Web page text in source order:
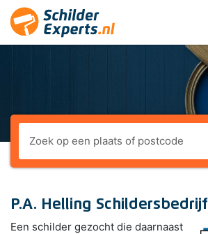
P.A. Helling Schildersbedrijf
Een schilder gezocht die daarnaast